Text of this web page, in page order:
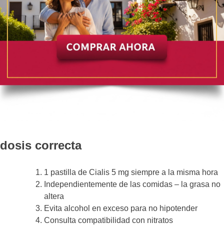
dosis correcta
1 pastilla de Cialis 5 mg siempre a la misma hora
Independientemente de las comidas – la grasa no
altera
Evita alcohol en exceso para no hipotender
Consulta compatibilidad con nitratos